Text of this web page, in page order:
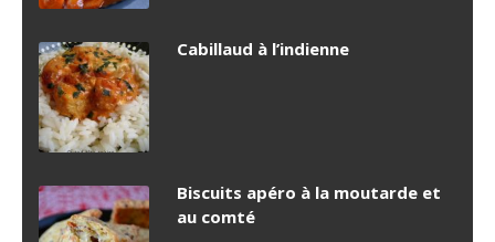
Cabillaud à l’indienne
Biscuits apéro à la moutarde et
au comté